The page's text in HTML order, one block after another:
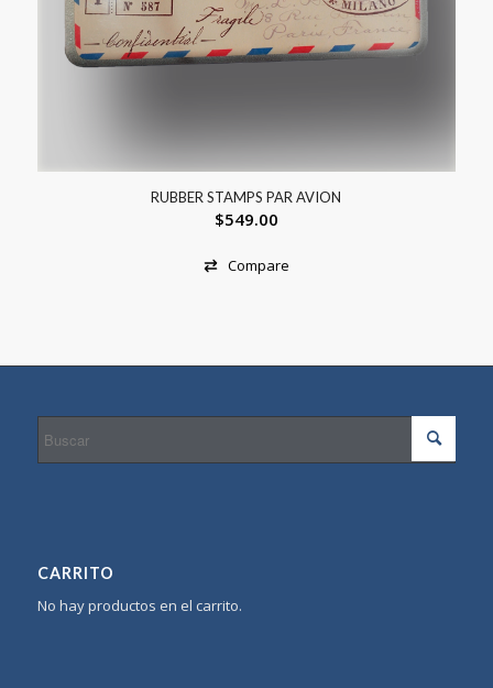
RUBBER STAMPS PAR AVION
$549.00
Compare
CARRITO
No hay productos en el carrito.